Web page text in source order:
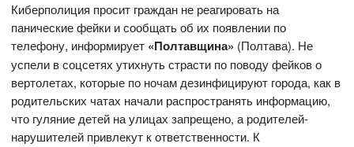
Киберполиция просит граждан не реагировать на
панические фейки и сообщать об их появлении по
телефону, информирует «Полтавщина» (Полтава). Не
успели в соцсетях утихнуть страсти по поводу фейков о
вертолетах, которые по ночам дезинфицируют города, как в
родительских чатах начали распространять информацию,
что гуляние детей на улицах запрещено, а родителей-
нарушителей привлекут к ответственности. К